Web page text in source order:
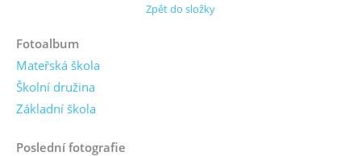
Zpět do složky
Fotoalbum
Mateřská škola
Školní družina
Základní škola
Poslední fotografie